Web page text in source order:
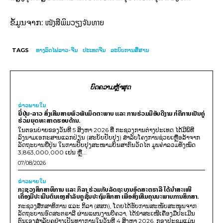
ຂໍ້ມູນຈາກ: ໜັງສືພິມວຽງຈັນທາຍ
TAGS ທາງລົດໄຟລາວ-ຈີນ ປະເທດຈີນ ລະບົບການສື່ສານ
ບົດຄວາມຫຼ້າສຸດ
ຂ່າວພາຍ​ໃນ
ຍີ່ປຸ່ນ-ລາວ ສົ່ງເສີມສາຍພົວພັນມິດຕະພາບ ແລະ ການຮ່ວມມືອັນດີງາມ ກໍຄືການເປັນຄູ່
ຮ່ວມຍຸດທະສາດຮອບດ້ານ.
ໃນຕອນບ່າຍຂອງວັນທີ 5 ສິງຫາ 2026 ທີ່ ກະຊວງການຕ່າງປະເທດ ໄດ້ມີພິທີ
ລົງນາມເອກະສານແລກປ່ຽນ (ສະບັບປັບປຸງ) ສໍາລັບໂຄງການຊ່ວຍເຫຼືອລ້າຈາກ
ລັດຖະບານຍີ່ປຸ່ນ ໃນການປັບປຸງສະໜາມບິນສາກົນວັດໄຕ ມູນຄ່າລວມທັງໝົດ
3,863,000,000 ເຢນ ຫຼື...
07/08/2026
ຂ່າວພາຍ​ໃນ
ກະຊວງສຶກສາທິການ ແລະ ກິລາ ຮ່ວມກັບລັດຖະບານອົດສະຕຣາລີ ໄດ້ນຳສະເໜີ
ເຄື່ອງມືປະເມີນຕົນເອງສຳລັບຄູຊັ້ນປະຖົມສຶກສາ ເພື່ອສົ່ງເສີມຄຸນນະພາບການສຶກສາ.
ກະຊວງສຶກສາທິການ ແລະ ກິລາ (ສສກ), ໂດຍໄດ້ຮັບການສະໜັບສະໜູນຈາກ
ລັດຖະບານອົດສະຕຣາລີ ຜ່ານແຜນງານບີຄວາ, ໄດ້ນຳສະເໜີເຄື່ອງມືປະເມີນ
ຕົນເອງສຳລັບຄູຢ່າງເປັນທາງການໃນວັນທີ 4 ສິງຫາ 2026. ກອງປະຊຸມແມ່ນ